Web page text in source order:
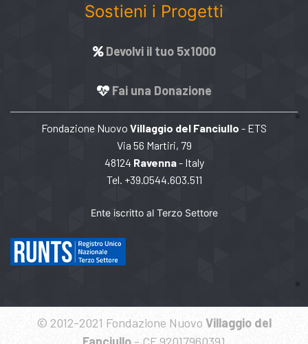
Sostieni i Progetti
Devolvi il tuo 5x1000
Fai una Donazione
Fondazione Nuovo Villaggio del Fanciullo - ETS
Via 56 Martiri, 79
48124 Ravenna- Italy
Tel. +39.0544.603.511
Ente iscritto al Terzo Settore
© 2012-2021 Fondazione Nuovo Villaggio del